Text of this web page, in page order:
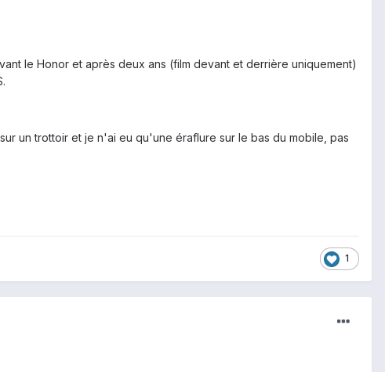
le Honor et après deux ans (film devant et derrière uniquement)
un trottoir et je n'ai eu qu'une éraflure sur le bas du mobile, pas
1